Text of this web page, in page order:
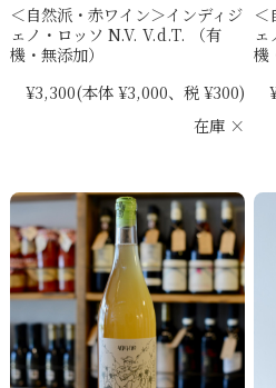
＜自然派・赤ワイン＞インディジ
ェノ・ロッソ N.V. V.d.T. （有
機・無添加）
¥3,300(本体 ¥3,000、税 ¥300)
在庫 ×
＜
機